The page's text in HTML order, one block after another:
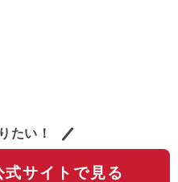
たい！
サイトで見る